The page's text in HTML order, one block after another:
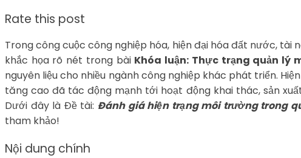
Rate this post
Trong công cuộc công nghiệp hóa, hiện đại hóa đất nước,
khắc họa rõ nét trong bài Khóa luận: Thực trạng quản
nguyên liệu cho nhiều ngành công nghiệp khác phát triển.
tăng cao đã tác động mạnh tới hoạt động khai thác, sản
Dưới đây là Đề tài: Đánh giá hiện trạng môi trường trong
tham khảo!
Nội dung chính